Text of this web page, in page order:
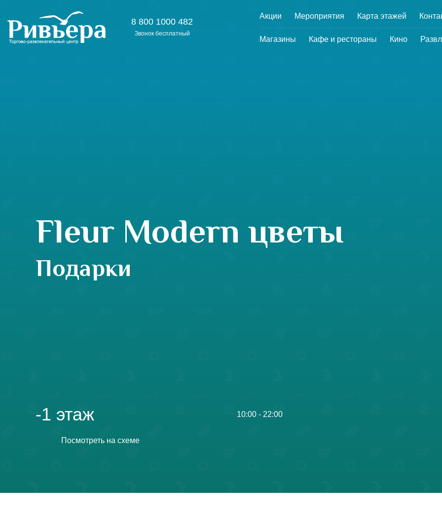
8 800 1000 482
Звонок бесплатный
Акции Мероприятия Карта этажей
Магазины Кафе и рестораны Кино
Fleur Modern цветы
Подарки
-1 этаж
Посмотреть на схеме
10:00 - 22:00